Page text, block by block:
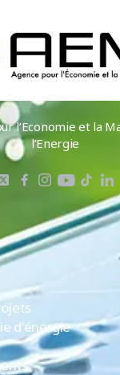
l’Economie et la
l’Energie
d'énergie